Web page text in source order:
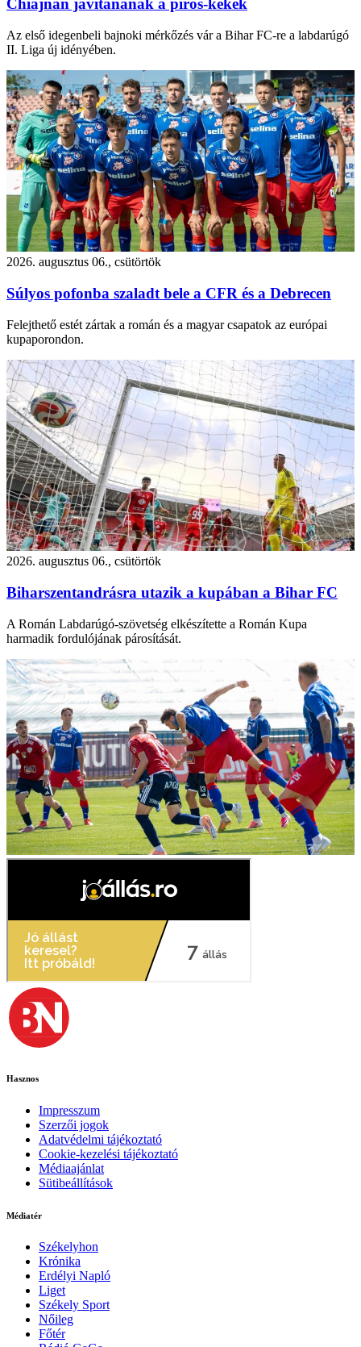
Chiajnán javítanának a piros-kékek
Az első idegenbeli bajnoki mérkőzés vár a Bihar FC-re a labdarúgó
II. Liga új idényében.
2026. augusztus 06., csütörtök
Súlyos pofonba szaladt bele a CFR és a Debrecen
Felejthető estét zártak a román és a magyar csapatok az európai
kupaporondon.
2026. augusztus 06., csütörtök
Biharszentandrásra utazik a kupában a Bihar FC
A Román Labdarúgó-szövetség elkészítette a Román Kupa
harmadik fordulójának párosítását.
Hasznos
Impresszum
Szerzői jogok
Adatvédelmi tájékoztató
Cookie-kezelési tájékoztató
Médiaajánlat
Sütibeállítások
Médiatér
Székelyhon
Krónika
Erdélyi Napló
Liget
Székely Sport
Nőileg
Főtér